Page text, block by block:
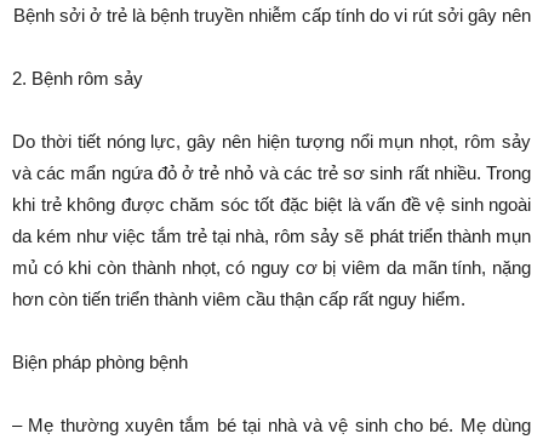
Bệnh sởi ở trẻ là bệnh truyền nhiễm cấp tính do vi rút sởi gây nên
2. Bệnh rôm sảy
Do thời tiết nóng lực, gây nên hiện tượng nổi mụn nhọt, rôm sảy
và các mẩn ngứa đỏ ở trẻ nhỏ và các trẻ sơ sinh rất nhiều. Trong
khi trẻ không được chăm sóc tốt đặc biệt là vấn đề vệ sinh ngoài
da kém như việc tắm trẻ tại nhà, rôm sảy sẽ phát triển thành mụn
mủ có khi còn thành nhọt, có nguy cơ bị viêm da mãn tính, nặng
hơn còn tiến triển thành viêm cầu thận cấp rất nguy hiểm.
Biện pháp phòng bệnh
– Mẹ thường xuyên tắm bé tại nhà và vệ sinh cho bé. Mẹ dùng